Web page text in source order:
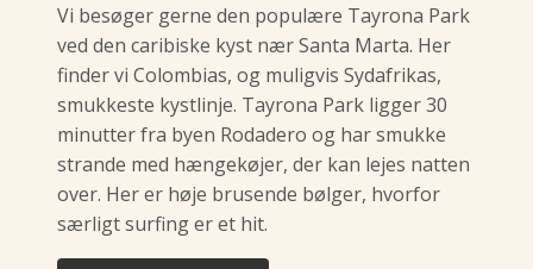
Vi besøger gerne den populære Tayrona Park
ved den caribiske kyst nær Santa Marta. Her
finder vi Colombias, og muligvis Sydafrikas,
smukkeste kystlinje. Tayrona Park ligger 30
minutter fra byen Rodadero og har smukke
strande med hængekøjer, der kan lejes natten
over. Her er høje brusende bølger, hvorfor
særligt surfing er et hit.